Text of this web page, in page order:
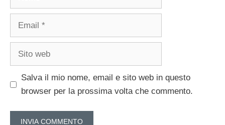
Email
Sito
Salva il mio nome, email e sito web in questo
browser per la prossima volta che commento.